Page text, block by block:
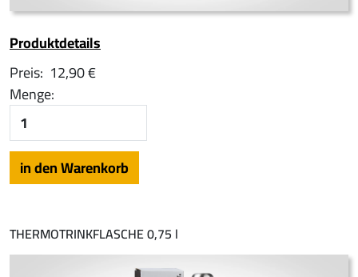
Produktdetails
Preis: 12,90 €
Menge:
THERMOTRINKFLASCHE 0,75 l